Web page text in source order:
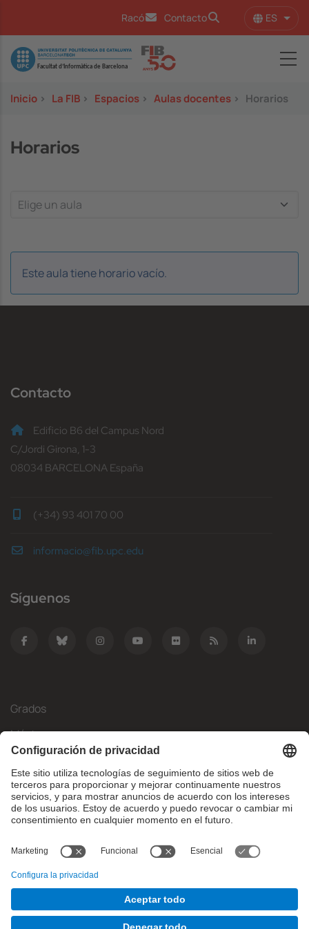
Racó Contacto ES
Image
Inicio > La FIB > Espacios > Aulas docentes > Horarios
Horarios
Este aula tiene horario vacío.
Contacto
Edificio B6 del Campus Nord
C/Jordi Girona, 1-3
08034 BARCELONA España
(+34) 93 401 70 00
informacio@fib.upc.edu
Síguenos
Grados
Másteres
Movilidad Internacional
Investigación
Empresa
¿Qué necesitas?
© Facultat d'Informàtica de Barcelona - Universitat Politècnica